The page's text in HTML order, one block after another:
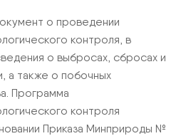
о проведении
контроля, в
о выбросах, сбросах и
а также о побочных
Программа
контроля
Приказа Минприроды №